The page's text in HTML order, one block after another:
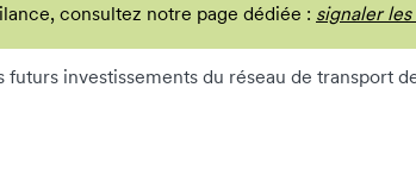
consultez notre page dédiée : signaler
futurs investissements du réseau de transport